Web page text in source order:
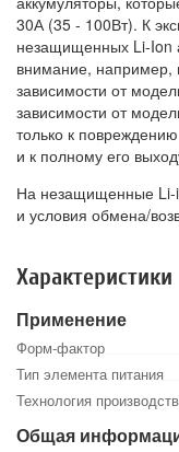
30А (35 - 100Вт). К
незащищенных Li-Ion
внимание, например,
зависимости от
зависимости от
только к
и к полному его
На незащищенные Li-
и условия обмена/
Характеристики
Применение
Форм-фактор
Тип элемента питания
Технология
Общая